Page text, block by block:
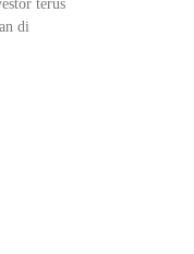
terus
di